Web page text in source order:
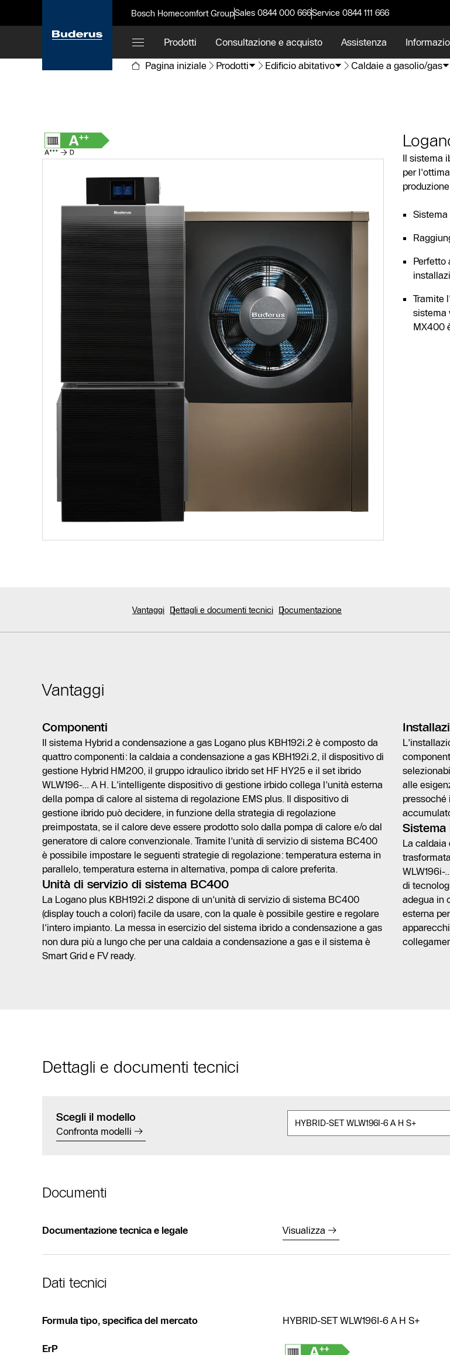
Bosch Homecomfort GroupSales 0844 000 666Service 0844 111 666
Prodotti Consultazione e acquisto Assistenza
Pagina iniziale
Prodotti Edificio abitativo Caldaie a gasolio/gas
Il sistema
per
Perfetto
Tramite
sistema
MX400
Vantaggi Dettagli e documenti tecnici Documentazione
Vantaggi
Componenti
Il sistema Hybrid a condensazione a gas Logano plus KBH192i.2 è composto da
quattro componenti: la caldaia a condensazione a gas KBH192i.2, il dispositivo di
gestione Hybrid HM200, il gruppo idraulico ibrido set HF HY25 e il set ibrido
WLW196-... A H. L'intelligente dispositivo di gestione irbido collega l'unità esterna
della pompa di calore al sistema di regolazione EMS plus. Il dispositivo di
gestione ibrido può decidere, in funzione della strategia di regolazione
preimpostata, se il calore deve essere prodotto solo dalla pompa di calore e/o dal
generatore di calore convenzionale. Tramite l'unità di servizio di sistema BC400
è possibile impostare le seguenti strategie di regolazione: temperatura esterna in
parallelo, temperatura esterna in alternativa, pompa di calore preferita.
Unità di servizio di sistema BC400
La Logano plus KBH192i.2 dispone di un'unità di servizio di sistema BC400
(display touch a colori) facile da usare, con la quale è possibile gestire e regolare
l'intero impianto. La messa in esercizio del sistema ibrido a condensazione a gas
non dura più a lungo che per una caldaia a condensazione a gas e il sistema è
Smart Grid e FV ready.
alle
pressoché
La caldaia
WLW196i-
di
adegua in
esterna
Dettagli e documenti tecnici
Scegli il modello
Confronta modelli
Documenti
Documentazione tecnica e legale Visualizza
Dati tecnici
Formula tipo, specifica del mercato HYBRID-SET WLW196I-6 A H S+
ErP